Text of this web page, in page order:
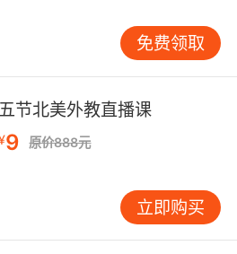
更重要。就像孩子学说话，
始的。我们应多鼓励、多示
。 误区二：“翻译思维”。
么说”，有些家长直接告诉
是拿起苹果说“This is an
英语与实物、动作的直接联
译。这种思维转变能极大提
：“孤立学习”。将英语学习
，回家后完全不说不用。语
议家长哪怕英语不好，也可
爸爸英语只有初中水平，但
免费领取
五节北美外教直播课
9 原价888元
立即购买